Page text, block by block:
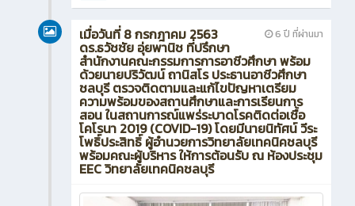
6 ปี ที่ผ่านมา
เมื่อวันที่ 8 กรกฎาคม 2563
ดร.ธวัชชัย อุ่ยพานิช ที่ปรึกษา
สำนักงานคณะกรรมการการอาชีวศึกษา พร้อม
ด้วยนายปริวัฒน์ ถานิสโร ประธานอาชีวศึกษา
ชลบุรี ตรวจติดตามและแก้ไขปัญหาเตรียม
ความพร้อมของสถานศึกษาและการเรียนการ
สอน ในสถานการณ์แพร่ระบาดโรคติดต่อเชื้อ
โคโรนา 2019 (COVID-19) โดยมีนายนิทัศน์ วีระ
โพธิ์ประสิทธิ์ ผู้อำนวยการวิทยาลัยเทคนิคชลบุรี
พร้อมคณะผู้บริหาร ให้การต้อนรับ ณ ห้องประชุม
EEC วิทยาลัยเทคนิคชลบุรี